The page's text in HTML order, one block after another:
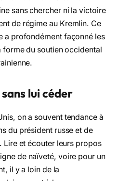
sans chercher ni la victoire
de régime au Kremlin. Ce
a profondément façonné les
du soutien occidental
lui céder
on a souvent tendance à
du président russe et de
Lire et écouter leurs propos
de naïveté, voire pour un
il y a loin de la